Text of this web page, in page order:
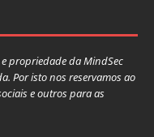
propriedade da MindSec
Por isto nos reservamos ao
e outros para as